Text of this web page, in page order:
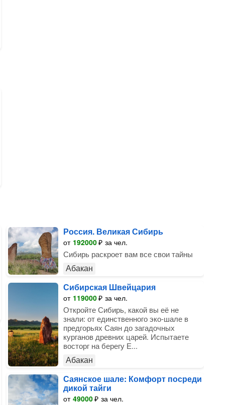
Россия. Великая Сибирь
от 192000₽ за чел.
Сибирь раскроет вам все свои тайны
Абакан
Сибирская Швейцария
от 119000₽ за чел.
Откройте Сибирь, какой вы её не
знали: от единственного эко-шале в
предгорьях Саян до загадочных
курганов древних царей. Испытаете
восторг на берегу Е...
Абакан
Саянское шале: Комфорт посреди
дикой тайги
от 49000₽ за чел.